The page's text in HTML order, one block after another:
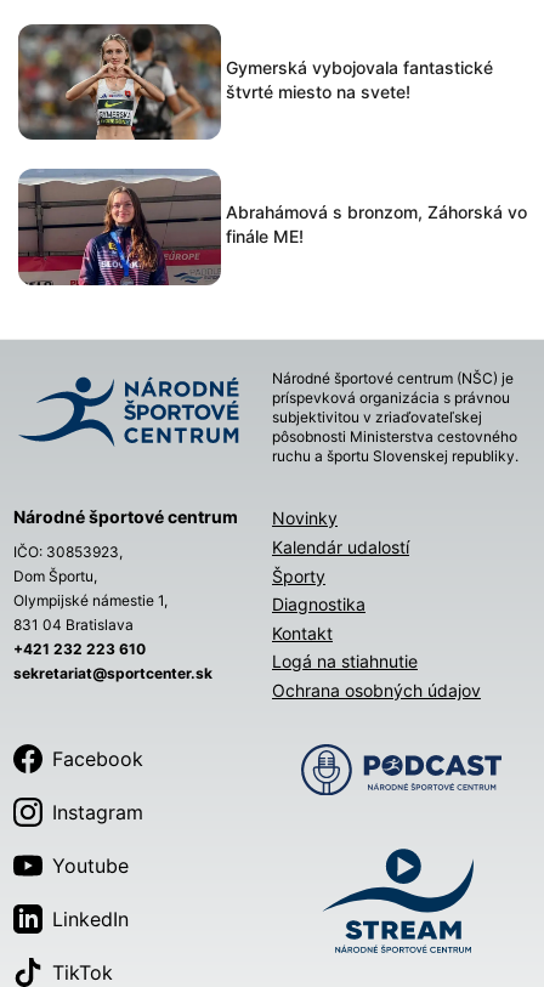
Gymerská vybojovala fantastické
štvrté miesto na svete!
Abrahámová s bronzom, Záhorská vo
finále ME!
Národné športové centrum (NŠC) je
príspevková organizácia s právnou
subjektivitou v zriaďovateľskej
pôsobnosti Ministerstva cestovného
ruchu a športu Slovenskej republiky.
Národné športové centrum
IČO: 30853923,
Dom Športu,
Olympijské námestie 1,
831 04 Bratislava
+421 232 223 610
sekretariat@sportcenter.sk
Novinky
Kalendár udalostí
Športy
Diagnostika
Kontakt
Logá na stiahnutie
Ochrana osobných údajov
Facebook
Instagram
Youtube
LinkedIn
TikTok